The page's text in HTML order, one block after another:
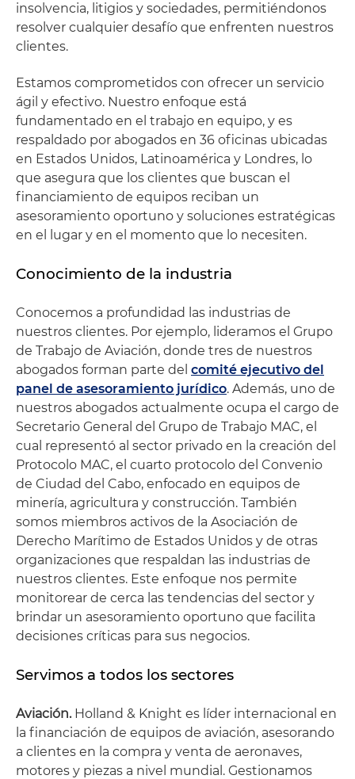
insolvencia, litigios y sociedades, permitiéndonos
resolver cualquier desafío que enfrenten nuestros
clientes.
Estamos comprometidos con ofrecer un servicio
ágil y efectivo. Nuestro enfoque está
fundamentado en el trabajo en equipo, y es
respaldado por abogados en 36 oficinas ubicadas
en Estados Unidos, Latinoamérica y Londres, lo
que asegura que los clientes que buscan el
financiamiento de equipos reciban un
asesoramiento oportuno y soluciones estratégicas
en el lugar y en el momento que lo necesiten.
Conocimiento de la industria
Conocemos a profundidad las industrias de
nuestros clientes. Por ejemplo, lideramos el Grupo
de Trabajo de Aviación, donde tres de nuestros
abogados forman parte del comité ejecutivo del
panel de asesoramiento jurídico. Además, uno de
nuestros abogados actualmente ocupa el cargo de
Secretario General del Grupo de Trabajo MAC, el
cual representó al sector privado en la creación del
Protocolo MAC, el cuarto protocolo del Convenio
de Ciudad del Cabo, enfocado en equipos de
minería, agricultura y construcción. También
somos miembros activos de la Asociación de
Derecho Marítimo de Estados Unidos y de otras
organizaciones que respaldan las industrias de
nuestros clientes. Este enfoque nos permite
monitorear de cerca las tendencias del sector y
brindar un asesoramiento oportuno que facilita
decisiones críticas para sus negocios.
Servimos a todos los sectores
Aviación.Holland & Knight es líder internacional en
la financiación de equipos de aviación, asesorando
a clientes en la compra y venta de aeronaves,
motores y piezas a nivel mundial. Gestionamos